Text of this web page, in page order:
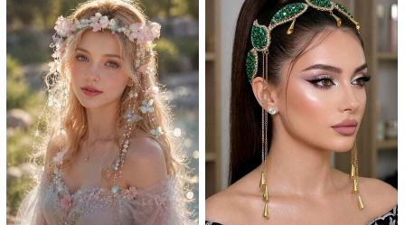
4.94 7.5K ผู้ติดตาม
4.94 7.5K ผู้ติดตาม
4.94 7.5K ผู้ติดตาม
Bridal Bling Studio
1 ชิ้น ที่คาดผมไข่มุกสำหรับผู้หญิง, เครื่
องประดับผม, ตกแต่งชุดแต่งงานสีขาว,
ที่คาดผมมวยถัก, เครื่องประดับผมเจ้าส
฿57 -3%
เครื่องประดับผมเจ้าสาวทำมือด้วยมุก -
กิ๊บติดผม, หวีติดผม, เครื่องประดับศีรษะ
สำหรับงานแต่งงาน, งานปาร์ตี้, ของขวั
ญสำหรับเพื่อนเจ้าสาว
฿60 -13%